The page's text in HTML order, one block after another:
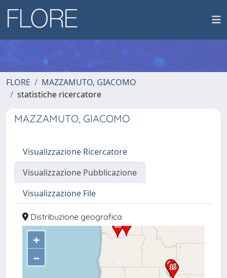
FLORE
MAZZAMUTO, GIACOMO
statistiche ricercatore
MAZZAMUTO, GIACOMO
Visualizzazione Ricercatore
Visualizzazione Pubblicazione
Visualizzazione File
Distribuzione geografica
+
–